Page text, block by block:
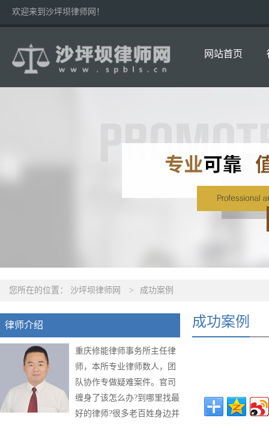
欢迎来到沙坪坝律师网！
网站首页
您所在的位置： 沙坪坝律师网 > 成功案例
律师介绍
重庆修能律师事务所主任律
师，本所专业律师数人，团
队协作专做疑难案件。官司
缠身了该怎么办?到哪里找最
好的律师?很多老百姓身边并
成功案例